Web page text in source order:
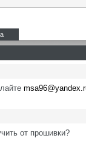
от прошивки?